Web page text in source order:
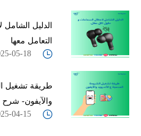
الدليل الشامل
التعامل معها
05-18
طريقة تشغيل
والآيفون- شرح
04-15